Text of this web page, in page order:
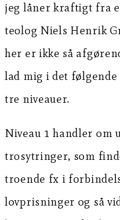
jeg låner kraftigt fra
teolog Niels Henrik
her er ikke så
lad mig i det
tre niveauer.
Niveau 1 handler om
trosytringer, som
troende fx i
lovprisninger og så